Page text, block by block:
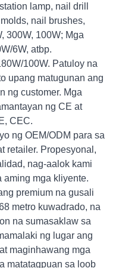
lamp, nail drill
nail brushes,
300W, 100W; Mga
6W, atbp.
100W. Patuloy na
upang matugunan ang
ng customer. Mga
ng CE at
CEC.
ng OEM/ODM para sa
retailer. Propesyonal,
nag-aalok kami
aming mga kliyente.
premium na gusali
metro kuwadrado, na
na sumasaklaw sa
ng lugar ang
maginhawang mga
matatagpuan sa loob